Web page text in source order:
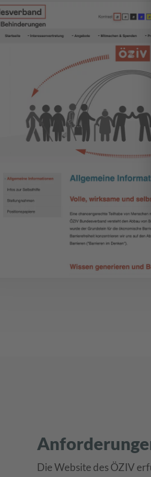
Die Website des ÖZIV